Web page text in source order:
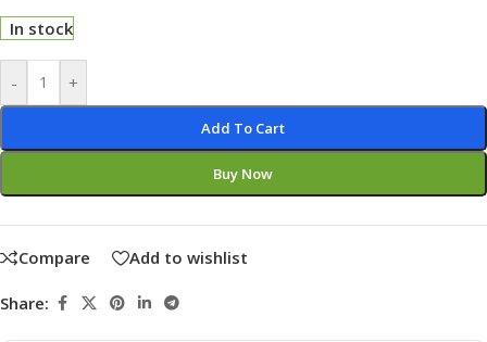
In stock
- +
Add To Cart
Buy Now
Alternative:
Compare Add to wishlist
Share: